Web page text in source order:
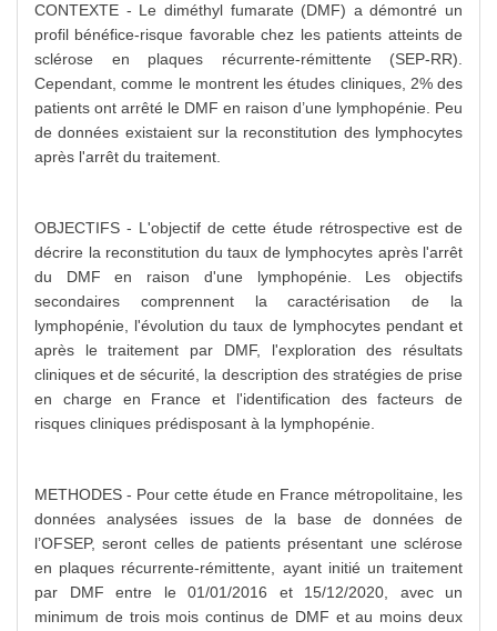
CONTEXTE - Le diméthyl fumarate (DMF) a démontré un
profil bénéfice-risque favorable chez les patients atteints de
sclérose en plaques récurrente-rémittente (SEP-RR).
Cependant, comme le montrent les études cliniques, 2% des
patients ont arrêté le DMF en raison d’une lymphopénie. Peu
de données existaient sur la reconstitution des lymphocytes
après l'arrêt du traitement.
OBJECTIFS - L'objectif de cette étude rétrospective est de
décrire la reconstitution du taux de lymphocytes après l'arrêt
du DMF en raison d'une lymphopénie. Les objectifs
secondaires comprennent la caractérisation de la
lymphopénie, l'évolution du taux de lymphocytes pendant et
après le traitement par DMF, l'exploration des résultats
cliniques et de sécurité, la description des stratégies de prise
en charge en France et l'identification des facteurs de
risques cliniques prédisposant à la lymphopénie.
METHODES - Pour cette étude en France métropolitaine, les
données analysées issues de la base de données de
l’OFSEP, seront celles de patients présentant une sclérose
en plaques récurrente-rémittente, ayant initié un traitement
par DMF entre le 01/01/2016 et 15/12/2020, avec un
minimum de trois mois continus de DMF et au moins deux